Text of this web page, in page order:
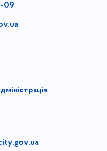
09